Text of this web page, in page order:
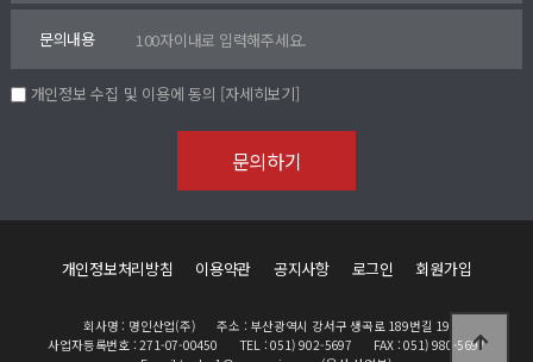
문의내용
개인정보 수집 및 이용에 동의 [자세히보기]
개인정보처리방침 이용약관 공지사항 로그인 회원가입
회사명 : 명인산업(주)
주소 : 부산광역시 강서구 생곡로 189번길 19
사업자등록번호 : 271-07-00450
TEL : 051) 902-5697
FAX : 051) 980-5697